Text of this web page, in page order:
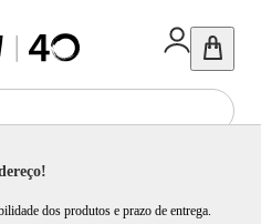
dos produtos e prazo de entrega.
e Prato Avulso